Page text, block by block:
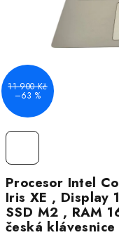
Procesor Intel
Iris XE , Display
SSD M2 , RAM
česká klávesnice
11 900 Kč
–63 %